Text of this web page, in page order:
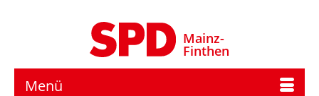
Mainz-
Finthen
Menü